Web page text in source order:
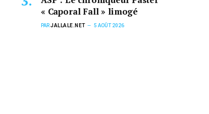
« Caporal Fall » limogé
PARJALLALE.NET 5 AOÛT 2026